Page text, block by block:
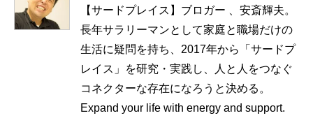
【サードプレイス】ブロガー 、安斎輝夫。
長年サラリーマンとして家庭と職場だけの
生活に疑問を持ち、2017年から「サードプ
レイス」を研究・実践し、人と人をつなぐ
コネクターな存在になろうと決める。
Expand your life with energy and support.